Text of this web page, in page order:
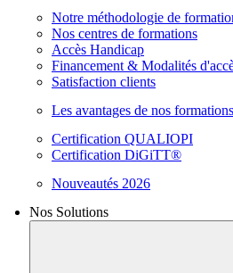
Notre méthodologie de
Nos centres de formations
Accès Handicap
Financement & Modalités
Satisfaction clients
Les avantages de nos formations
Certification QUALIOPI
Certification DiGiTT®
Nouveautés 2026
Nos Solutions